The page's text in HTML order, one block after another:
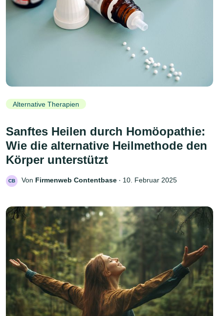
Alternative Therapien
Sanftes Heilen durch Homöopathie:
Wie die alternative Heilmethode den
Körper unterstützt
CB Von Firmenweb Contentbase ‧ 10. Februar 2025